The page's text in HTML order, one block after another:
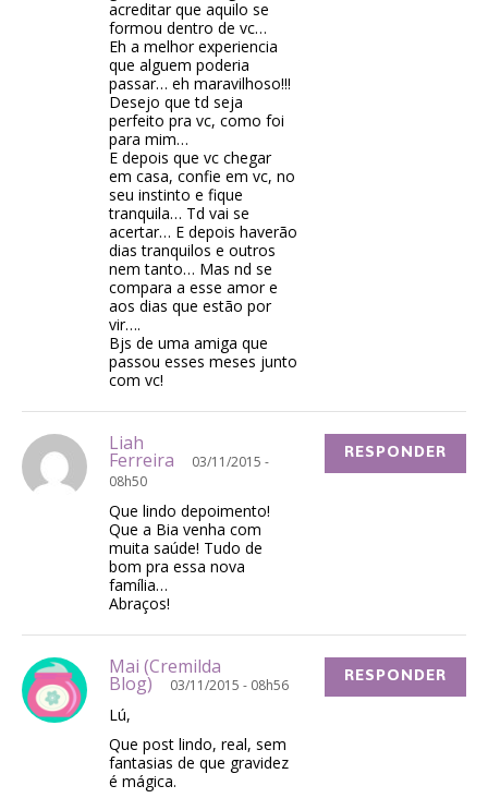
acreditar que aquilo se
formou dentro de vc…
Eh a melhor experiencia
que alguem poderia
passar… eh maravilhoso!!!
Desejo que td seja
perfeito pra vc, como foi
para mim…
E depois que vc chegar
em casa, confie em vc, no
seu instinto e fique
tranquila… Td vai se
acertar… E depois haverão
dias tranquilos e outros
nem tanto… Mas nd se
compara a esse amor e
aos dias que estão por
vir….
Bjs de uma amiga que
passou esses meses junto
com vc!
Liah
Ferreira
03/11/2015 -
08h50
Que lindo depoimento!
Que a Bia venha com
muita saúde! Tudo de
bom pra essa nova
família…
Abraços!
RESPONDER
Mai (Cremilda
Blog) 03/11/2015 - 08h56
Lú,
Que post lindo, real, sem
fantasias de que gravidez
é mágica.
RESPONDER